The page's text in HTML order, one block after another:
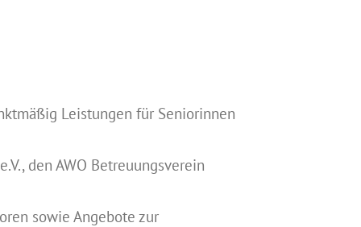
Leistungen für Seniorinnen
den AWO Betreuungsverein
sowie Angebote zur